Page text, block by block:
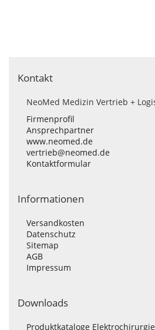
Kontakt
NeoMed Medizin Vertrieb +
Firmenprofil
Ansprechpartner
www.neomed.de
vertrieb@neomed.de
Kontaktformular
Informationen
Versandkosten
Datenschutz
Sitemap
AGB
Impressum
Downloads
Produktkataloge Elektrochirurgie